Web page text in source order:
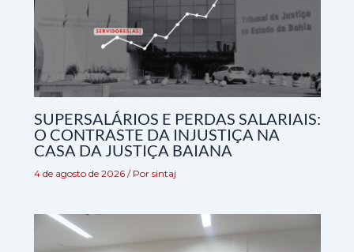
SUPERSALÁRIOS E PERDAS SALARIAIS:
O CONTRASTE DA INJUSTIÇA NA
CASA DA JUSTIÇA BAIANA
4 de agosto de 2026 / Por sintaj